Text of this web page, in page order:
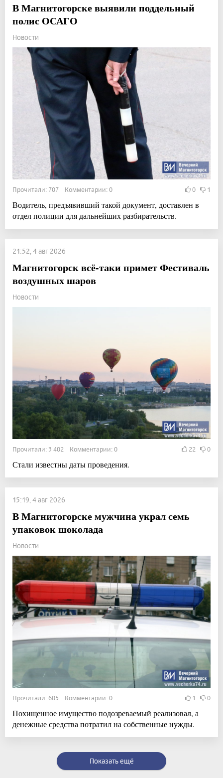
В Магнитогорске выявили поддельный
полис ОСАГО
Новости
Прочитали: 707 Комментарии: 0 0 1
Водитель, предъявивший такой документ, доставлен в
отдел полиции для дальнейших разбирательств.
21:52, 4 авг 2026
Магнитогорск всё-таки примет Фестиваль
воздушных шаров
Новости
Прочитали: 3 402 Комментарии: 0 22 0
Стали известны даты проведения.
15:19, 4 авг 2026
В Магнитогорске мужчина украл семь
упаковок шоколада
Новости
Прочитали: 605 Комментарии: 0 1 0
Похищенное имущество подозреваемый реализовал, а
денежные средства потратил на собственные нужды.
Показать ещё